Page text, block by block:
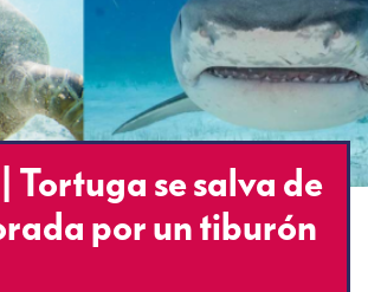
Tortuga se salva de
por un tiburón